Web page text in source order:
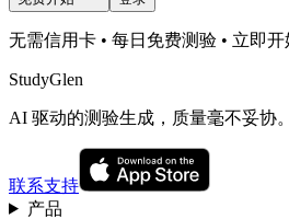
无需信用卡 • 每日免费测验 • 立即开
StudyGlen
AI 驱动的测验生成，质量毫不妥协
联系支持
产品